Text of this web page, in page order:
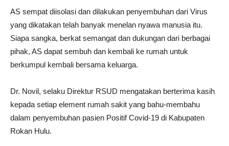
AS sempat diisolasi dan dilakukan penyembuhan dari Virus
yang dikatakan telah banyak menelan nyawa manusia itu.
Siapa sangka, berkat semangat dan dukungan dari berbagai
pihak, AS dapat sembuh dan kembali ke rumah untuk
berkumpul kembali bersama keluarga.
Dr. Novil, selaku Direktur RSUD mengatakan berterima kasih
kepada setiap element rumah sakit yang bahu-membahu
dalam penyembuhan pasien Positif Covid-19 di Kabupaten
Rokan Hulu.